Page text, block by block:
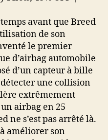
avant que Breed
de son
le premier
d’airbag automobile
d’un capteur à bille
une collision
extrêmement
airbag en 25
ne s’est pas arrêté là.
améliorer son